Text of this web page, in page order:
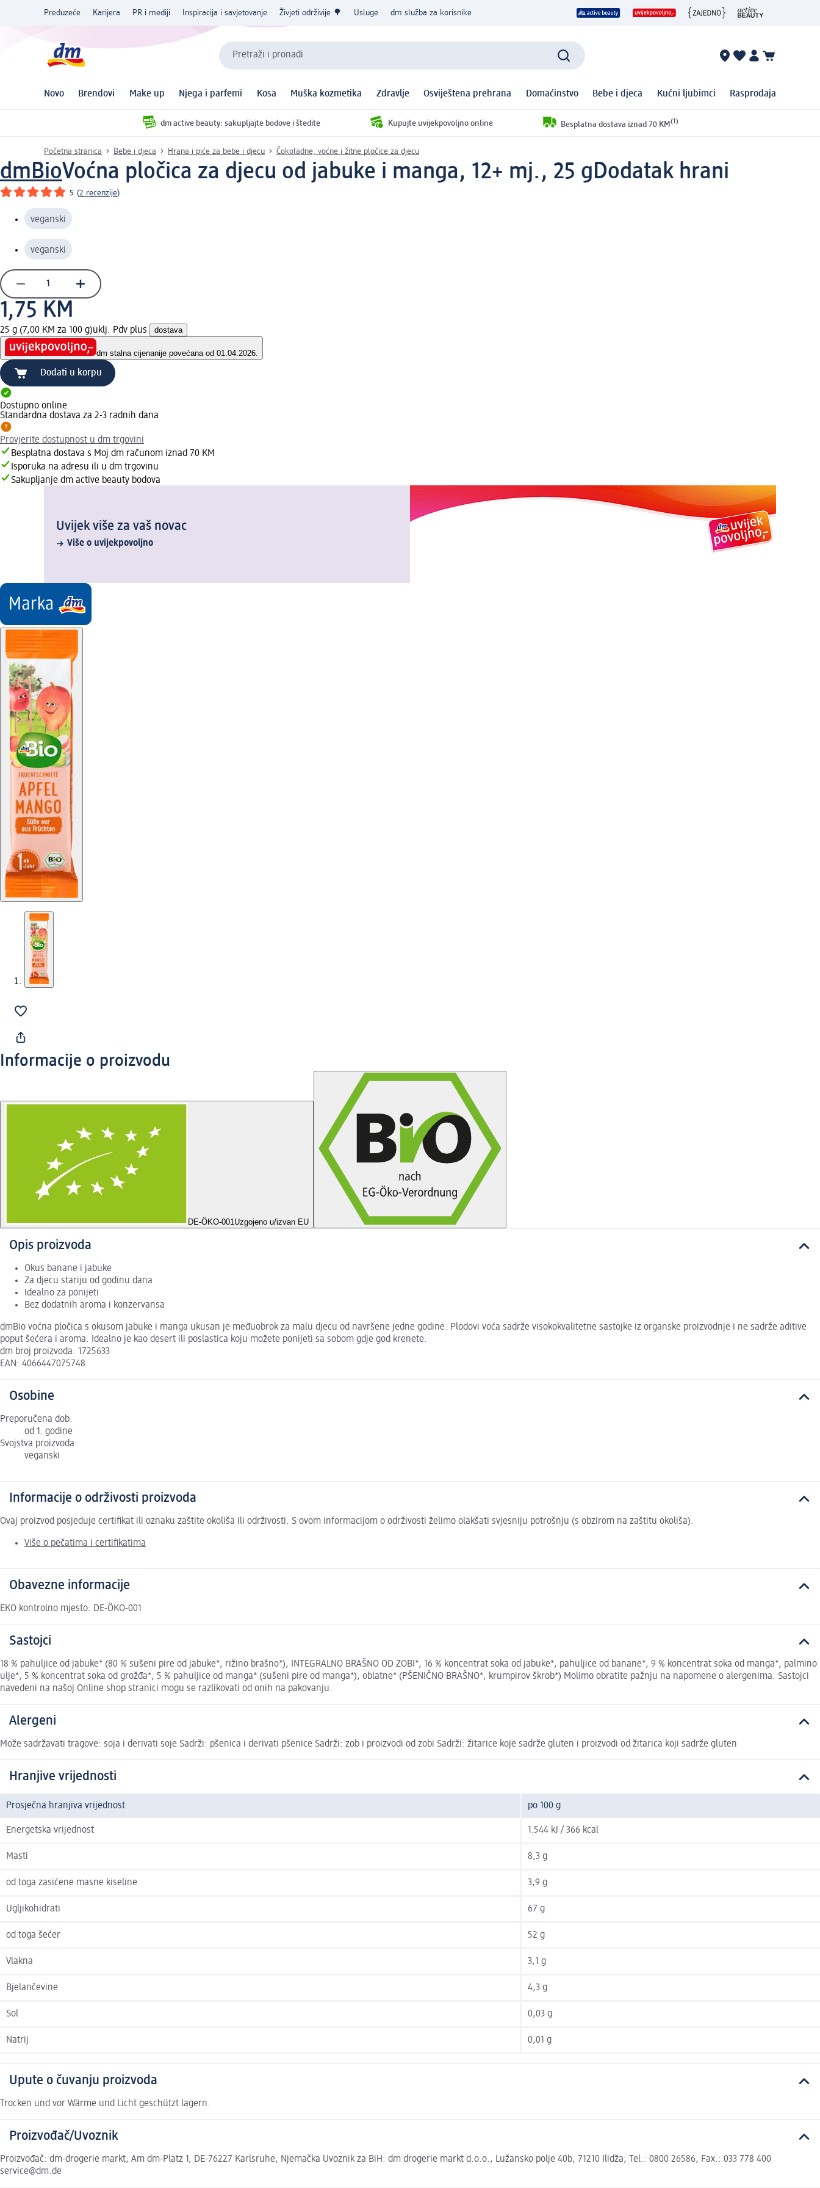
Preduzeće Karijera PR i mediji Inspiracija i savjetovanje Živjeti održivije 🌳 Usluge dm služba za korisnike
Pretraži i pronađi
Novo Brendovi Make up Njega i parfemi Kosa Muška kozmetika Zdravlje Osviještena prehrana Domaćinstvo Bebe i djeca Kućni ljubimci Rasprodaja
dm active beauty: sakupljajte bodove i štedite Kupujte uvijekpovoljno online Besplatna dostava iznad 70 KM (1)
Početna stranica Bebe i djeca Hrana i piće za bebe i djecu Čokoladne, voćne i žitne pločice za djecu
dmBioVoćna pločica za djecu od jabuke i manga, 12+ mj., 25 gDodatak hrani
5 (2 recenzije)
veganski
veganski
1,75 KM
25 g (7,00 KM za 100 g)uklj. Pdv plus dostava
dm stalna cijenanije povećana od 01.04.2026.
Dodati u korpu
Dostupno online
Standardna dostava za 2-3 radnih dana
Provjerite dostupnost u dm trgovini
Besplatna dostava s Moj dm računom iznad 70 KM
Isporuka na adresu ili u dm trgovinu
Sakupljanje dm active beauty bodova
Uvijek više za vaš novac
Više o uvijekpovoljno
Informacije o proizvodu
DE-ÖKO-001Uzgojeno u/izvan EU
Opis proizvoda
Okus banane i jabuke
Za djecu stariju od godinu dana
Idealno za ponijeti
Bez dodatnih aroma i konzervansa
dmBio voćna pločica s okusom jabuke i manga ukusan je međuobrok za malu djecu od navršene jedne godine. Plodovi voća sadrže visokokvalitetne sastojke iz organske proizvodnje i ne sadrže aditive
poput šećera i aroma. Idealno je kao desert ili poslastica koju možete ponijeti sa sobom gdje god krenete.
dm broj proizvoda: 1725633
EAN: 4066447075748
Osobine
Preporučena dob:
od 1. godine
Svojstva proizvoda:
veganski
Informacije o održivosti proizvoda
Ovaj proizvod posjeduje certifikat ili oznaku zaštite okoliša ili održivosti. S ovom informacijom o održivosti želimo olakšati svjesniju potrošnju (s obzirom na zaštitu okoliša).
Više o pečatima i certifikatima
Obavezne informacije
EKO kontrolno mjesto: DE-ÖKO-001
Sastojci
18 % pahuljice od jabuke* (80 % sušeni pire od jabuke*, rižino brašno*), INTEGRALNO BRAŠNO OD ZOBI*, 16 % koncentrat soka od jabuke*, pahuljice od banane*, 9 % koncentrat soka od manga*, palmino
ulje*, 5 % koncentrat soka od grožđa*, 5 % pahuljice od manga* (sušeni pire od manga*), oblatne* (PŠENIČNO BRAŠNO*, krumpirov škrob*) Molimo obratite pažnju na napomene o alergenima. Sastojci
navedeni na našoj Online shop stranici mogu se razlikovati od onih na pakovanju.
Alergeni
Može sadržavati tragove: soja i derivati soje Sadrži: pšenica i derivati pšenice Sadrži: zob i proizvodi od zobi Sadrži: žitarice koje sadrže gluten i proizvodi od žitarica koji sadrže gluten
Hranjive vrijednosti
Prosječna hranjiva vrijednost po 100 g
Energetska vrijednost 1.544 kJ / 366 kcal
Masti 8,3 g
od toga zasićene masne kiseline 3,9 g
Ugljikohidrati 67 g
od toga šećer 52 g
Vlakna 3,1 g
Bjelančevine 4,3 g
Sol 0,03 g
Natrij 0,01 g
Upute o čuvanju proizvoda
Trocken und vor Wärme und Licht geschützt lagern.
Proizvođač/Uvoznik
Proizvođač: dm-drogerie markt, Am dm-Platz 1, DE-76227 Karlsruhe, Njemačka Uvoznik za BiH: dm drogerie markt d.o.o., Lužansko polje 40b, 71210 Ilidža; Tel.: 0800 26586, Fax.: 033 778 400
service@dm.de